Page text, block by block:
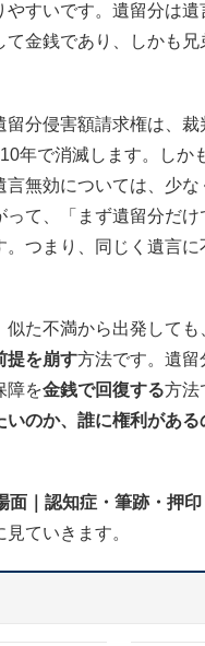
すいです。遺留分は
金銭であり、しかも
分侵害額請求権は、
年で消滅します。しか
無効については、少
て、「まず遺留分だ
つまり、同じく遺言
た不満から出発して
提を崩す方法です。遺留
障を金銭で回復する方法
いのか、誰に権利があ
面｜認知症・筆跡・押
ていきます。